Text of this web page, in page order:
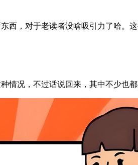
西，对于老读者没啥吸引力了哈。这
况，不过话说回来，其中不少也